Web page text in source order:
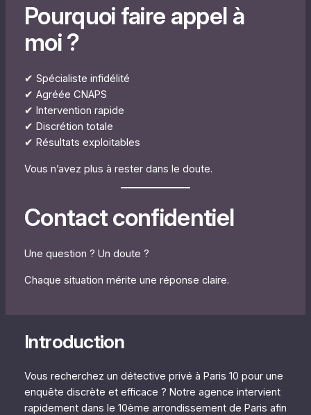
Pourquoi faire appel à
moi ?
✔ Spécialiste infidélité
✔ Agréée CNAPS
✔ Intervention rapide
✔ Discrétion totale
✔ Résultats exploitables
Vous n’avez plus à rester dans le doute.
Contact confidentiel
Une question ? Un doute ?
Chaque situation mérite une réponse claire.
Introduction
Vous recherchez un détective privé à Paris 10 pour une
enquête discrète et efficace ? Notre agence intervient
rapidement dans le 10ème arrondissement de Paris afin